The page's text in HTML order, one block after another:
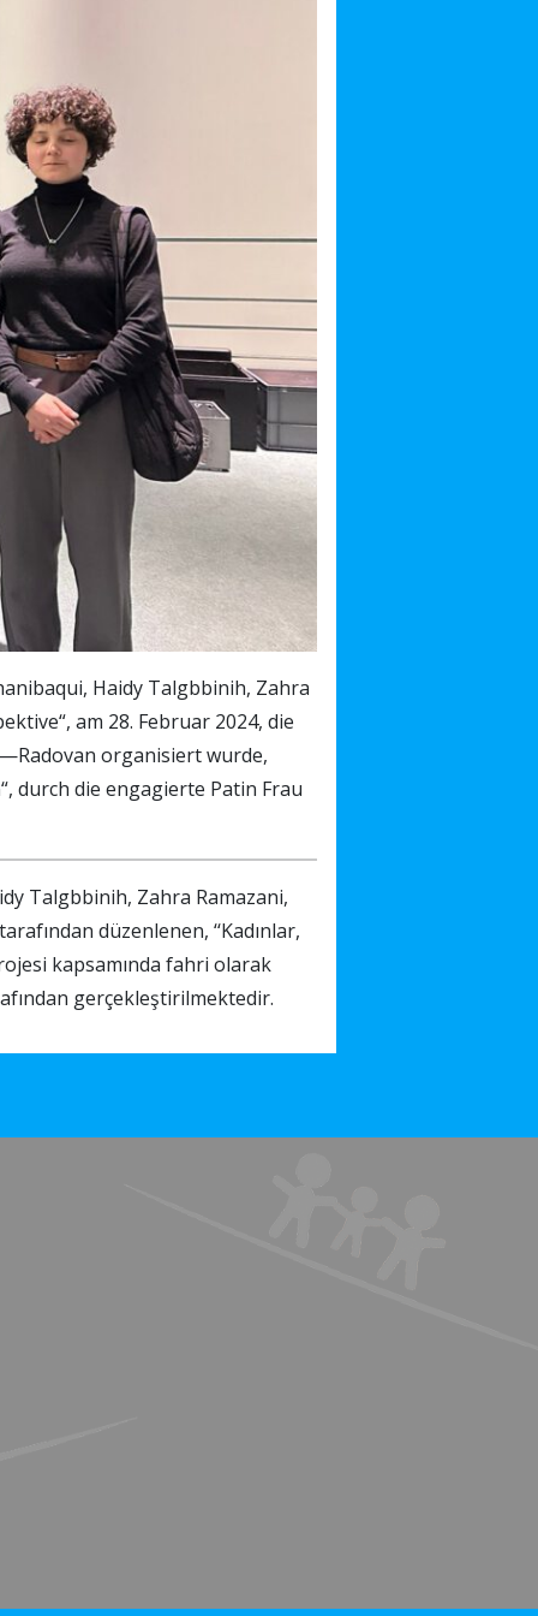
Haidy Talgbbinih, Zahra
am 28. Februar 2024, die
organisiert wurde,
durch die engagierte Patin Frau
Talgbbinih, Zahra Ramazani,
düzenlenen, ‘‘Kadınlar,
kapsamında fahri olarak
gerçekleştirilmektedir.